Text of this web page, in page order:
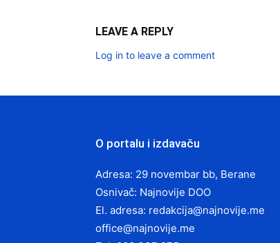
LEAVE A REPLY
Log in to leave a comment
O portalu i izdavaču
Adresa: 29 novembar bb, Berane
Osnivač: Najnovije DOO
El. adresa: redakcija@najnovije.me
office@najnovije.me